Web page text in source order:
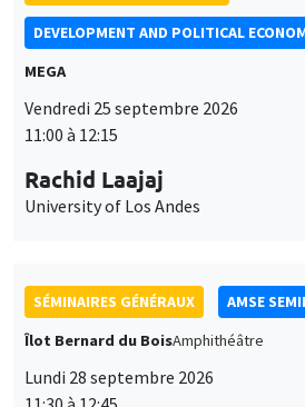
DEVELOPMENT AND POLITICAL
MEGA
Vendredi 25 septembre 2026
11:00 à 12:15
Rachid Laajaj
University of Los Andes
SÉMINAIRES GÉNÉRAUX
AMSE
Îlot Bernard du BoisAmphithéâtre
Lundi 28 septembre 2026